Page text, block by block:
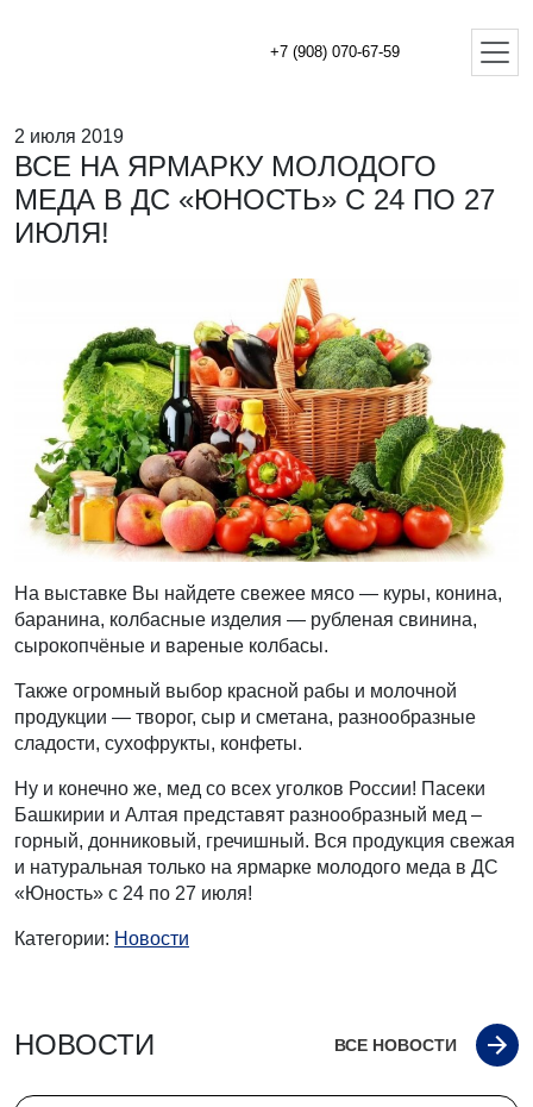
+7 (908) 070-67-59
2 июля 2019
ВСЕ НА ЯРМАРКУ МОЛОДОГО
МЕДА В ДС «ЮНОСТЬ» С 24 ПО 27
ИЮЛЯ!
На выставке Вы найдете свежее мясо — куры, конина,
баранина, колбасные изделия — рубленая свинина,
сырокопчёные и вареные колбасы.
Также огромный выбор красной рабы и молочной
продукции — творог, сыр и сметана, разнообразные
сладости, сухофрукты, конфеты.
Ну и конечно же, мед со всех уголков России! Пасеки
Башкирии и Алтая представят разнообразный мед –
горный, донниковый, гречишный. Вся продукция свежая
и натуральная только на ярмарке молодого меда в ДС
«Юность» с 24 по 27 июля!
Категории: Новости
НОВОСТИ ВСЕ НОВОСТИ